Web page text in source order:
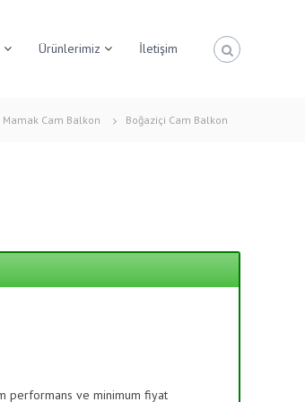
Ürünlerimiz İletişim
Mamak Cam Balkon Boğaziçi Cam Balkon
performans ve minimum fiyat